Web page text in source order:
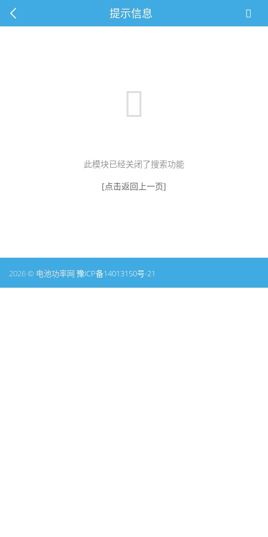
提示信息
此模块已经关闭了搜索功能
[点击返回上一页]
2026 © 电池功率网 豫ICP备14013150号-21